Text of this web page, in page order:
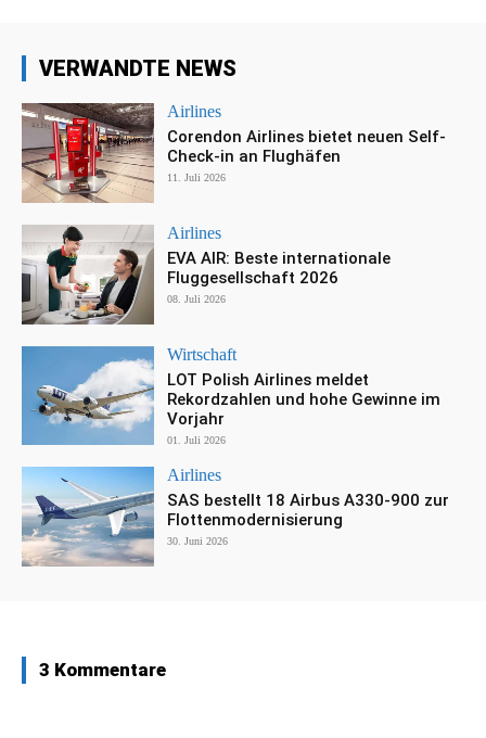
VERWANDTE NEWS
Airlines
Corendon Airlines bietet neuen Self-
Check-in an Flughäfen
11. Juli 2026
Airlines
EVA AIR: Beste internationale
Fluggesellschaft 2026
08. Juli 2026
Wirtschaft
LOT Polish Airlines meldet
Rekordzahlen und hohe Gewinne im
Vorjahr
01. Juli 2026
Airlines
SAS bestellt 18 Airbus A330-900 zur
Flottenmodernisierung
30. Juni 2026
3 Kommentare